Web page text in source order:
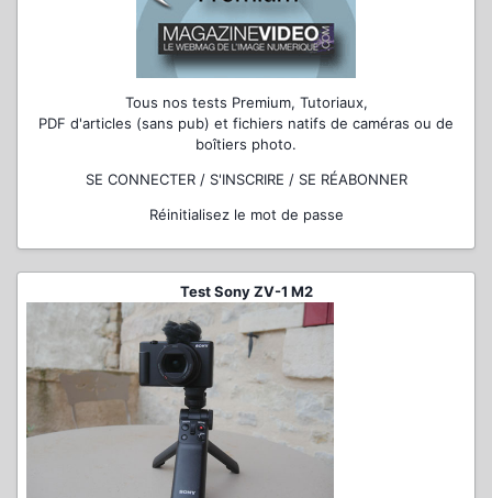
Tous nos tests Premium, Tutoriaux,
PDF d'articles (sans pub) et fichiers natifs de caméras ou de
boîtiers photo.
SE CONNECTER / S'INSCRIRE / SE RÉABONNER
Réinitialisez le mot de passe
Test Sony ZV-1 M2